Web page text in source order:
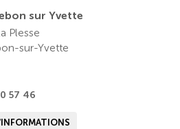
sur Yvette
Plesse
sur-Yvette
57 46